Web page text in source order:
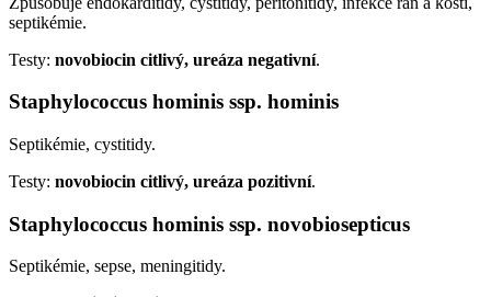
septikémie.
Testy: novobiocin citlivý, ureáza negativní.
Staphylococcus hominis ssp. hominis
Septikémie, cystitidy.
Testy: novobiocin citlivý, ureáza pozitivní.
Staphylococcus hominis ssp. novobiosepticus
Septikémie, sepse, meningitidy.